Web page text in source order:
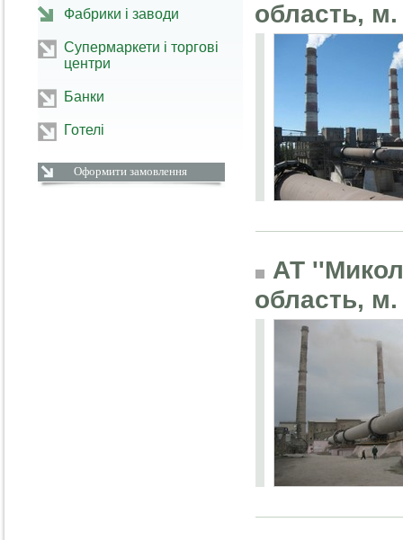
Фабрики і заводи
Супермаркети і торгові
центри
Банки
Готелі
Оформити замовлення
область,
АТ
область,